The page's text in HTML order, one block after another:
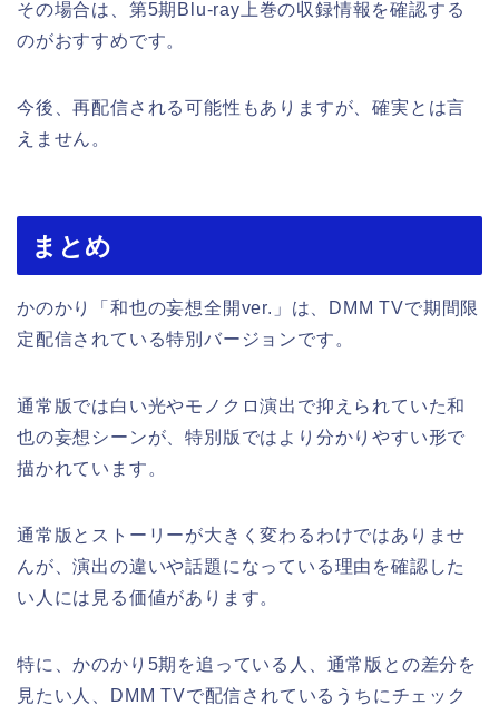
その場合は、第5期Blu-ray上巻の収録情報を確認する
のがおすすめです。
今後、再配信される可能性もありますが、確実とは言
えません。
まとめ
かのかり「和也の妄想全開ver.」は、DMM TVで期間限
定配信されている特別バージョンです。
通常版では白い光やモノクロ演出で抑えられていた和
也の妄想シーンが、特別版ではより分かりやすい形で
描かれています。
通常版とストーリーが大きく変わるわけではありませ
んが、演出の違いや話題になっている理由を確認した
い人には見る価値があります。
特に、かのかり5期を追っている人、通常版との差分を
見たい人、DMM TVで配信されているうちにチェック